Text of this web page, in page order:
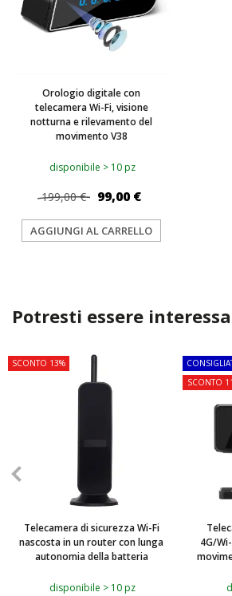
Orologio digitale con
telecamera Wi-Fi, visione
notturna e rilevamento del
movimento V38
disponibile > 10 pz
199,00 € 99,00 €
AGGIUNGI AL CARRELLO
Potresti essere
SCONTO 13%
Telecamera di sicurezza Wi-Fi
nascosta in un router con lunga
autonomia della batteria
disponibile > 10 pz
SCONTO
4G/